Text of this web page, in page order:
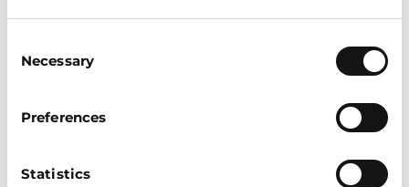
Selection
Necessary
Preferences
Statistics
oplossingen!
Wat is voor jou een succesverhaal bij
Bijvoorbeeld een verbetertraject. Wat
heb je hiermee bereikt?
Door mijn kritische blik en transparante